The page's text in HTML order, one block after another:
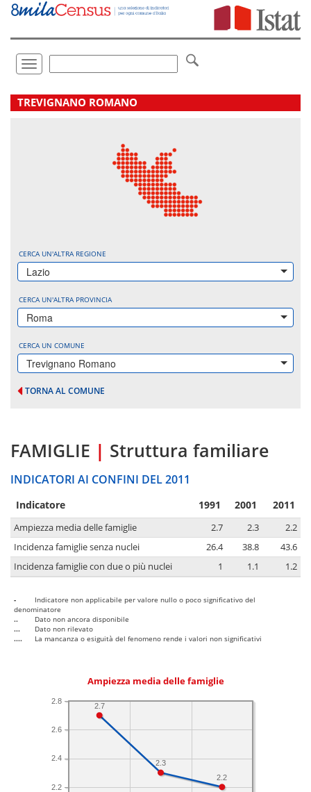
Vai
direttamente
Toggle
navigation
.
TREVIGNANO ROMANO
CERCA UN'ALTRA REGIONE
Lazio
CERCA UN'ALTRA PROVINCIA
Roma
CERCA UN COMUNE
Trevignano Romano
TORNA AL COMUNE
FAMIGLIE | Struttura familiare
INDICATORI AI CONFINI DEL 2011
Indicatore 1991 2001 2011
Ampiezza media delle famiglie 2.7 2.3
2.2
Incidenza famiglie senza nuclei
26.4 38.8
43.6
Incidenza famiglie con due o più nuclei
1 1.1 1.2
-
Indicatore non applicabile per valore nullo o poco significativo del
denominatore
..
Dato non ancora disponibile
...
Dato non rilevato
....
La mancanza o esiguità del fenomeno rende i valori non significativi
Ampiezza media delle famiglie
2.2
2.4
2.6
2.8
2.2
2.3
2.7